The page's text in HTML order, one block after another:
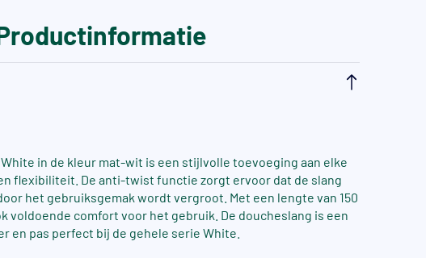
in de kleur mat-wit is een stijlvolle toevoeging aan elke
flexibiliteit. De anti-twist functie zorgt ervoor dat de slang
het gebruiksgemak wordt vergroot. Met een lengte van 150
voldoende comfort voor het gebruik. De doucheslang is een
en pas perfect bij de gehele serie White.